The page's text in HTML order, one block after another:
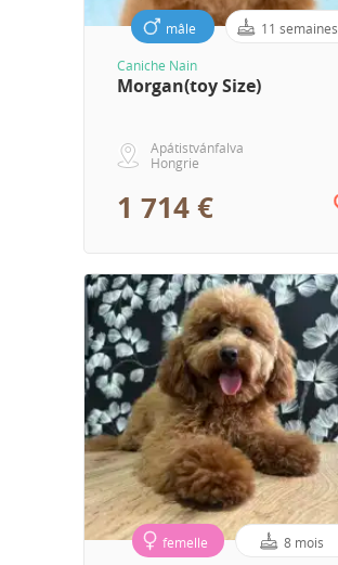
mâle 11 semaines
Caniche Nain
Morgan(toy Size)
Apátistvánfalva
Hongrie
1 714 €
femelle 8 mois